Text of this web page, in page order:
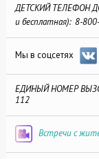
ДЕТСКИЙ ТЕЛЕФОН
и бесплатная): 8-
Мы в соцсетях
ЕДИНЫЙ НОМЕР
112
Встречи с